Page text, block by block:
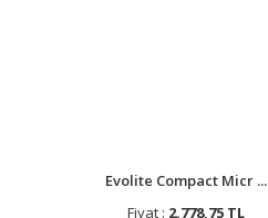
Evolite Compact Micr ...
Fiyat : 2.778,75 TL